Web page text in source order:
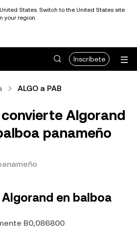
States. Switch to the United States site
your region.
Inscríbete
ALGO a PAB
convierte Algorand
panameño
en balboa
B0,086800